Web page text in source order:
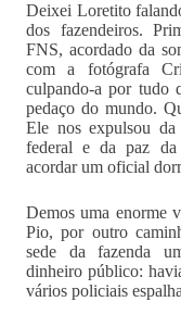
Deixei Loretito
dos fazendeiros.
FNS, acordado da
com a fotógrafa
culpando-a por tudo
pedaço do mundo.
Ele nos expulsou
federal e da paz
acordar um oficial
Demos uma enorme
Pio, por outro
sede da fazenda
dinheiro público:
vários policiais